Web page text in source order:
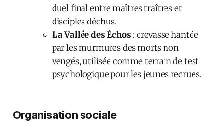
duel final entre maîtres traîtres et
disciples déchus.
La Vallée des Échos : crevasse hantée
par les murmures des morts non
vengés, utilisée comme terrain de test
psychologique pour les jeunes recrues.
Organisation sociale